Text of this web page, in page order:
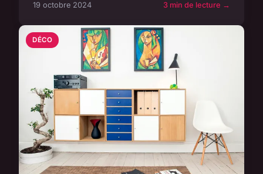
19 octobre 2024 3 min de lecture →
DÉCO